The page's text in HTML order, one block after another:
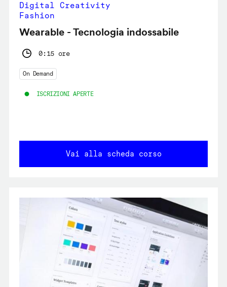
Digital Creativity
Fashion
Wearable - Tecnologia indossabile
0:15 ore
On Demand
ISCRIZIONI APERTE
Vai alla scheda corso